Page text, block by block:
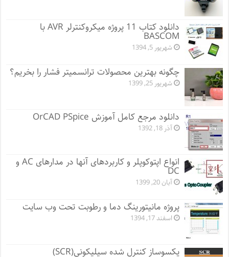
دانلود کتاب 11 پروژه میکروکنترلر AVR با
BASCOM
شهریور 5, 1394
چگونه بهترین محصولات ترانسمیتر فشار را بخریم؟
شهریور 25, 1399
دانلود مرجع کامل آموزش OrCAD PSpice
آذر 18, 1392
انواع اپتوکوپلر و کاربردهای آنها در مدارهای AC و
DC
آبان 20, 1399
پروژه مانيتورينگ دما و رطوبت تحت وب سایت
اسفند 17, 1394
یکسوساز کنترل شده سیلیکونی(SCR)